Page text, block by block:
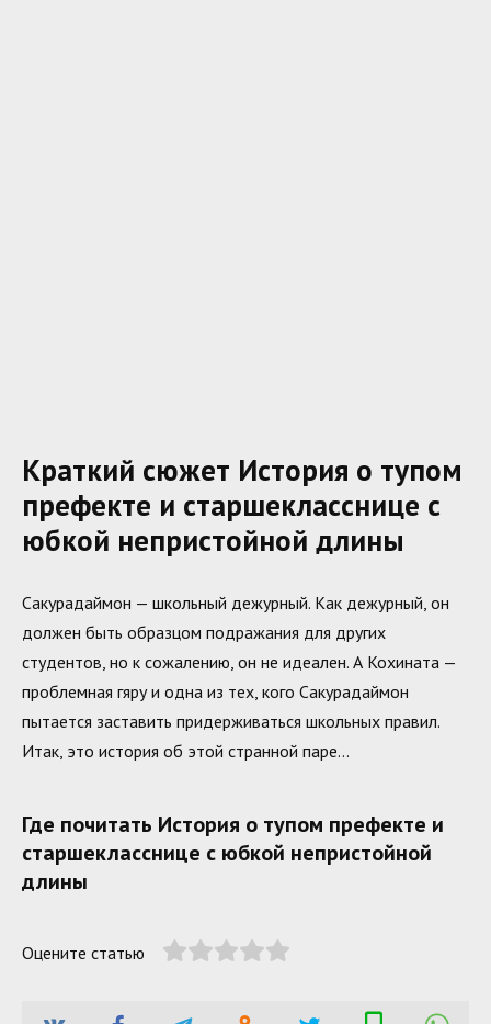
Краткий сюжет История о тупом
префекте и старшекласснице с
юбкой непристойной длины
Сакурадаймон — школьный дежурный. Как дежурный, он
должен быть образцом подражания для других
студентов, но к сожалению, он не идеален. А Кохината —
проблемная гяру и одна из тех, кого Сакурадаймон
пытается заставить придерживаться школьных правил.
Итак, это история об этой странной паре…
Где почитать История о тупом префекте и
старшекласснице с юбкой непристойной
длины
Оцените статью